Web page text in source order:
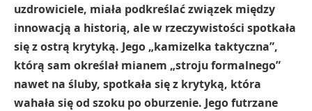
uzdrowiciele, miała podkreślać związek między
innowacją a historią, ale w rzeczywistości spotkała
się z ostrą krytyką. Jego „kamizelka taktyczna”,
którą sam określał mianem „stroju formalnego”
nawet na śluby, spotkała się z krytyką, która
wahała się od szoku po oburzenie. Jego futrzane